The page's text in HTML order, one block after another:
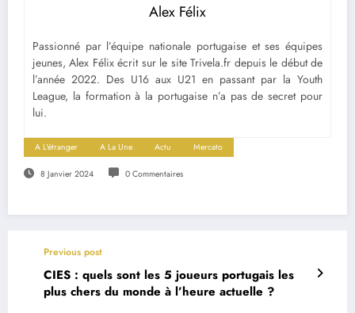
Alex Félix
Passionné par l’équipe nationale portugaise et ses équipes
jeunes, Alex Félix écrit sur le site Trivela.fr depuis le début de
l’année 2022. Des U16 aux U21 en passant par la Youth
League, la formation à la portugaise n’a pas de secret pour
lui.
A L'étranger A La Une Actu Mercato
8 Janvier 2024 0 Commentaires
Previous post
CIES : quels sont les 5 joueurs portugais les
plus chers du monde à l’heure actuelle ?